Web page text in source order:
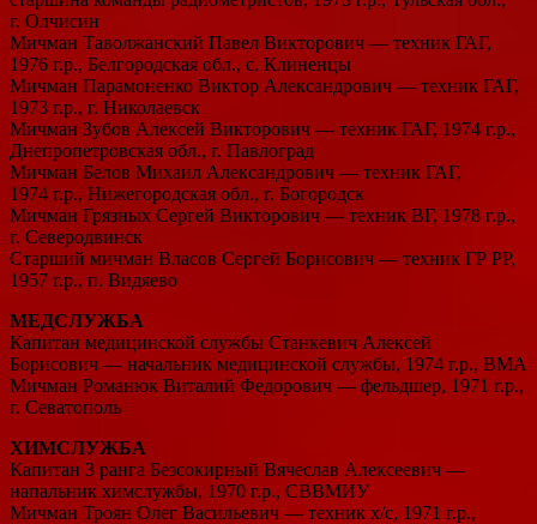
г. Олчисин
Мичман Таволжанский Павел Викторович — техник ГАГ,
1976 г.р., Белгородская обл., с. Клиненцы
Мичман Парамоненко Виктор Александрович — техник ГАГ,
1973 г.р., г. Николаевск
Мичман Зубов Алексей Викторович — техник ГАГ, 1974 г.р.,
Днепропетровская обл., г. Павлоград
Мичман Белов Михаил Александрович — техник ГАГ,
1974 г.р., Нижегородская обл., г. Богородск
Мичман Грязных Сергей Викторович — техник ВГ, 1978 г.р.,
г. Северодвинск
Старший мичман Власов Сергей Борисович — техник ГР РР,
1957 г.р., п. Видяево
МЕДСЛУЖБА
Капитан медицинской службы Станкевич Алексей
Борисович — начальник медицинской службы, 1974 г.р., ВМА
Мичман Романюк Виталий Федорович — фельдшер, 1971 г.р.,
г. Севатополь
ХИМСЛУЖБА
Капитан 3 ранга Безсокирный Вячеслав Алексеевич —
напальник химслужбы, 1970 г.р., СВВМИУ
Мичман Троян Олег Васильевич — техник х/с, 1971 г.р.,